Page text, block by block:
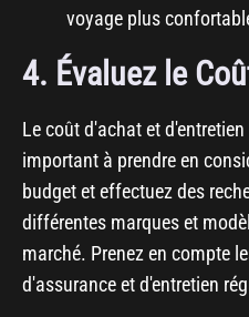
voyage plus
4. Évaluez le
Le coût d'achat et
important à prendre en
budget et effectuez des
différentes marques et
marché. Prenez en compte
d'assurance et d'entretien